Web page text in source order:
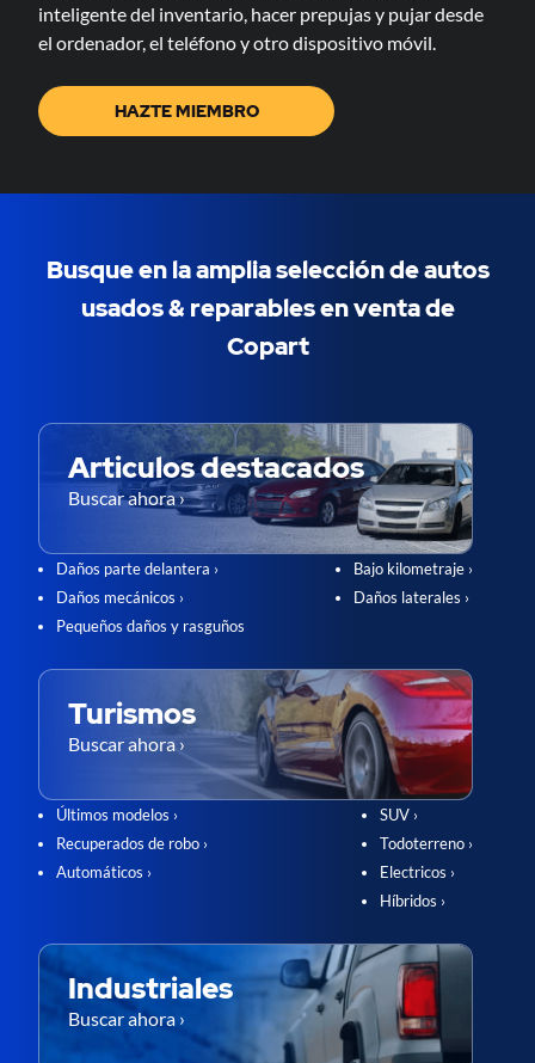
inteligente del inventario, hacer prepujas y pujar desde
el ordenador, el teléfono y otro dispositivo móvil.
HAZTE MIEMBRO
Busque en la amplia selección de autos
usados & ​​reparables en venta de
Copart
Articulos destacados
Buscar ahora ›
Daños parte delantera ›
Daños mecánicos ›
Pequeños daños y rasguños
Bajo kilometraje ›
Daños laterales ›
Turismos
Buscar ahora ›
Últimos modelos ›
Recuperados de robo ›
Automáticos ›
SUV ›
Todoterreno ›
Electricos ›
Híbridos ›
Industriales
Buscar ahora ›